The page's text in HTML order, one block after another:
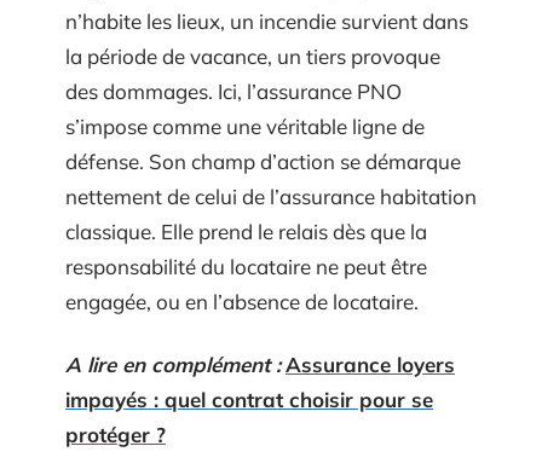
n’habite les lieux, un incendie survient dans
la période de vacance, un tiers provoque
des dommages. Ici, l’assurance PNO
s’impose comme une véritable ligne de
défense. Son champ d’action se démarque
nettement de celui de l’assurance habitation
classique. Elle prend le relais dès que la
responsabilité du locataire ne peut être
engagée, ou en l’absence de locataire.
A lire en complément :Assurance loyers
impayés : quel contrat choisir pour se
protéger ?